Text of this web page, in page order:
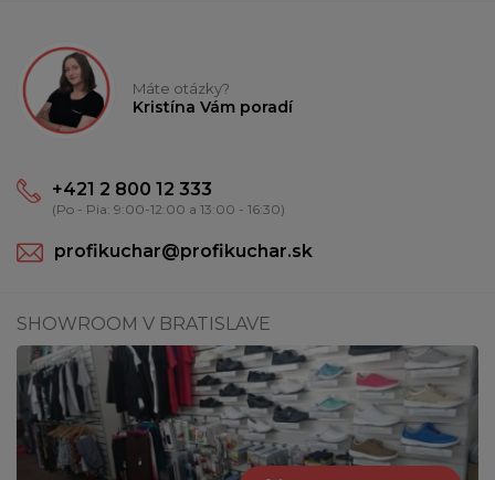
Máte otázky?
Kristína Vám poradí
+421 2 800 12 333
(Po - Pia: 9:00-12:00 a 13:00 - 16:30)
profikuchar@profikuchar.sk
SHOWROOM V BRATISLAVE